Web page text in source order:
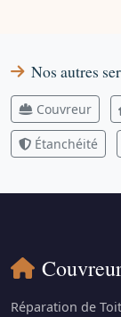
Nos autres
Couvreur
Étanchéité
Réparation de